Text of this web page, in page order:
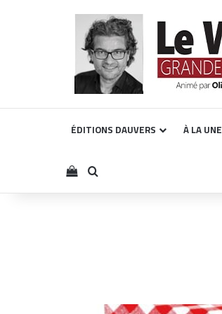
ÉDITIONS DAUVERS À LA UNE
Voir votre panier
Rechercher